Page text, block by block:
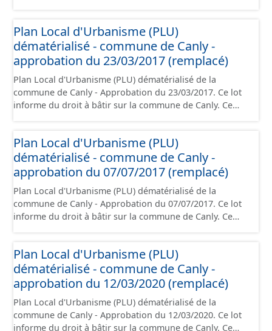
du CNIG et contient les pièces administratives, le rapport
de présentation, le PADD, le règlement (à l'exception des
plans de zonages), les annexes, les orientations
d'aménagement et les données géographiques. Malgré
l'attention portée à la création de ces données, il est
rappelé que seuls les documents papier font foi et sont
opposables d'un point de vue juridique.
Plan Local d'Urbanisme (PLU)
dématérialisé - commune de Canly -
approbation du 23/03/2017 (remplacé)
Plan Local d'Urbanisme (PLU) dématérialisé de la
commune de Canly - Approbation du 23/03/2017. Ce lot
informe du droit à bâtir sur la commune de Canly. Ce
administratives, le rapport de présentation, le PADD, le
règlement, les annexes, les orientations d'aménagement
et les données géographiques. Malgré l'attention portée
à la création de ces données, il est rappelé que seuls les
documents papier font foi et sont opposables d'un point
de vue juridique.
Plan Local d'Urbanisme (PLU)
dématérialisé - commune de Canly -
approbation du 07/07/2017 (remplacé)
Plan Local d'Urbanisme (PLU) dématérialisé de la
commune de Canly - Approbation du 07/07/2017. Ce lot
informe du droit à bâtir sur la commune de Canly. Ce
administratives, le rapport de présentation, le PADD, le
règlement, les annexes, les orientations d'aménagement
et les données géographiques. Malgré l'attention portée
à la création de ces données, il est rappelé que seuls les
documents papier font foi et sont opposables d'un point
de vue juridique.
Plan Local d'Urbanisme (PLU)
dématérialisé - commune de Canly -
approbation du 12/03/2020 (remplacé)
Plan Local d'Urbanisme (PLU) dématérialisé de la
commune de Canly - Approbation du 12/03/2020. Ce lot
informe du droit à bâtir sur la commune de Canly. Ce